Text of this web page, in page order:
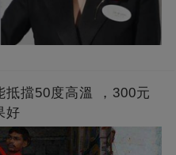
抵擋50度高溫 ，300元
好